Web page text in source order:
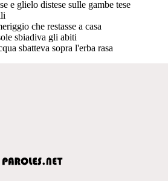
e glielo distese sulle gambe tese
che restasse a casa
sbiadiva gli abiti
sbatteva sopra l'erba rasa